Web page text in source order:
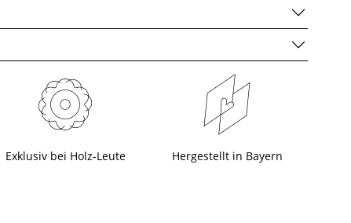
Exklusiv bei Holz-Leute Hergestellt in Bayern